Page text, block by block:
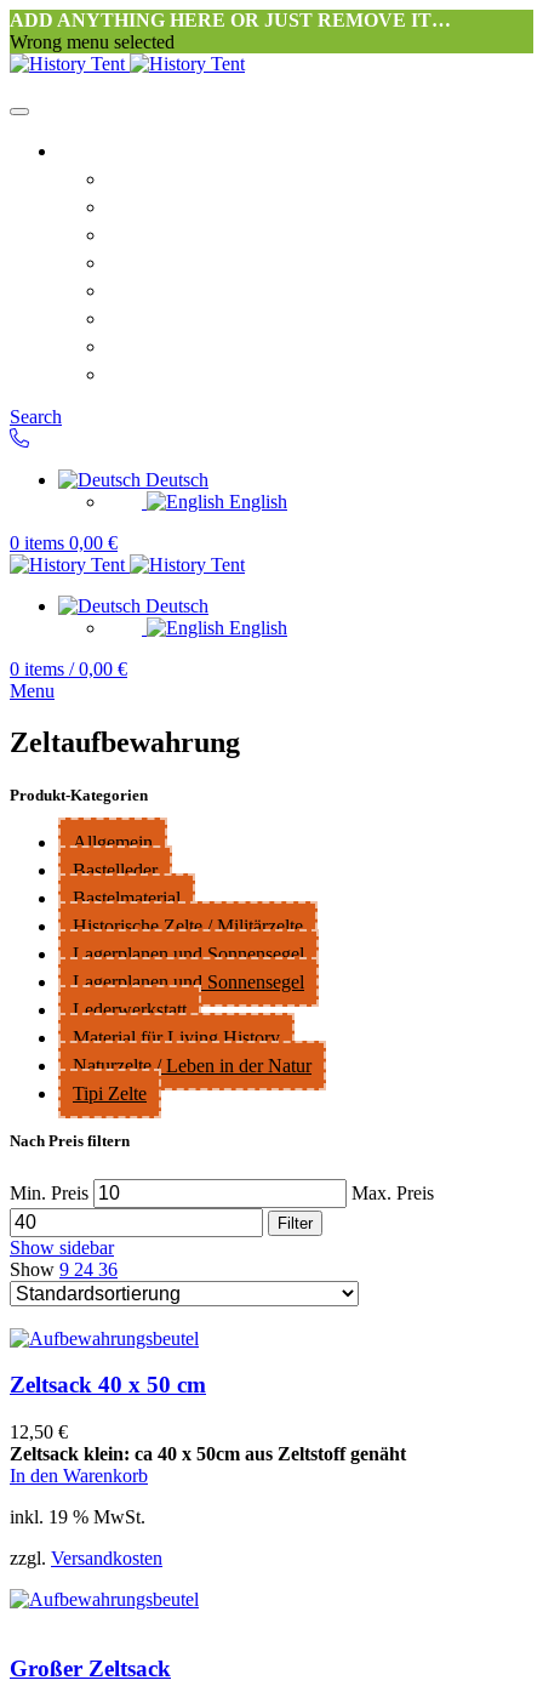
ADD ANYTHING HERE OR JUST REMOVE IT…
Wrong menu selected
Search
Deutsch
English
0 items 0,00 €
Deutsch
English
0 items / 0,00 €
Menu
Zeltaufbewahrung
Produkt-Kategorien
Allgemein
Bastelleder
Bastelmaterial
Historische Zelte / Militärzelte
Lagerplanen und Sonnensegel
Lagerplanen und Sonnensegel
Lederwerkstatt
Material für Living History
Naturzelte / Leben in der Natur
Tipi Zelte
Nach Preis filtern
Min. Preis Max. Preis
Filter
Show sidebar
Show 9 24 36
Zeltsack 40 x 50 cm
12,50 €
Zeltsack klein: ca 40 x 50cm aus Zeltstoff genäht
In den Warenkorb
inkl. 19 % MwSt.
zzgl. Versandkosten
Großer Zeltsack